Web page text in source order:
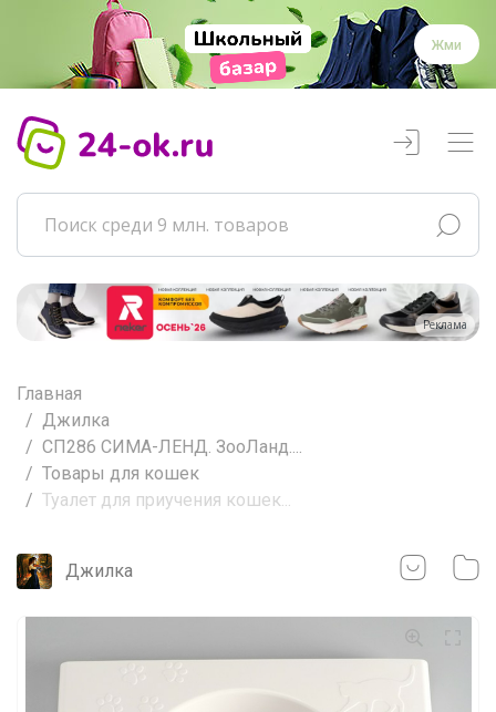
Жми
Реклама
Главная
Джилка
СП286 СИМА-ЛЕНД. ЗооЛанд....
Товары для кошек
Туалет для приучения кошек...
Джилка